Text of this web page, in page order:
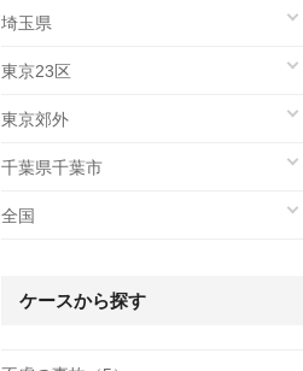
埼玉県
東京23区
東京郊外
千葉県千葉市
全国
ケースから探す